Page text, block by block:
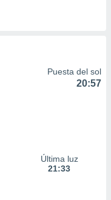
Puesta del sol
20:57
Última luz
21:33